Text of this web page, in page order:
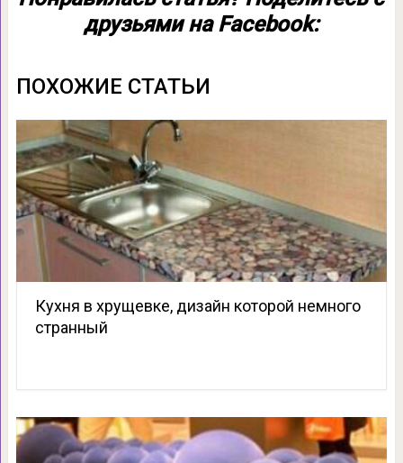
друзьями на Facebook:
ПОХОЖИЕ СТАТЬИ
Кухня в хрущевке, дизайн которой немного
странный